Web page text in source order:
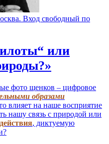
Вход свободный по
или
фото щенков – цифровое
образами
влияет на наше восприятие
нашу связь с природой или
, диктуемую